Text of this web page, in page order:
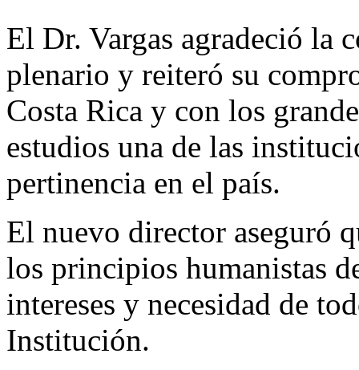
El Dr. Vargas agradeció la
plenario y reiteró su
Costa Rica y con los
estudios una de las
pertinencia en el país.
El nuevo director aseguró
los principios humanistas
intereses y necesidad de
Institución.